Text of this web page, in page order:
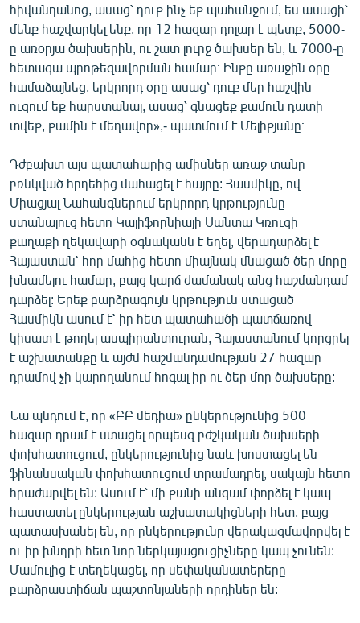
«Ազատության» բոլոր կայքերը
հիվանդանոց, ասաց՝ դուք ինչ եք պահանջում, ես ասացի՝
մենք հաշվարկել ենք, որ 12 հազար դոլար է պետք, 5000-
ը առօրյա ծախսերին, ու շատ լուրջ ծախսեր են, և 7000-ը
հետագա պրոթեզավորման համար։ Ինքը առաջին օրը
համաձայնեց, երկրորդ օրը ասաց՝ դուք մեր հաշվին
ուզում եք հարստանալ, ասաց՝ գնացեք քամուն դատի
տվեք, քամին է մեղավոր»,- պատմում է Մելիքյանը։
Դժբախտ այս պատահարից ամիսներ առաջ տանը
բռնկված հրդեհից մահացել է հայրը: Հասմիկը, ով
Միացյալ Նահանգներում երկրորդ կրթությունը
ստանալուց հետո Կալիֆորնիայի Սանտա Կռուզի
քաղաքի ղեկավարի օգնականն է եղել, վերադարձել է
Հայաստան՝ հոր մահից հետո միայնակ մնացած ծեր մորը
խնամելու համար, բայց կարճ ժամանակ անց հաշմանդամ
դարձել: Երեք բարձրագույն կրթություն ստացած
Հասմիկն ասում է՝ իր հետ պատահածի պատճառով
կիսատ է թողել ասպիրանտուրան, Հայաստանում կորցրել
է աշխատանքը և այժմ հաշմանդամության 27 հազար
դրամով չի կարողանում հոգալ իր ու ծեր մոր ծախսերը:
Նա պնդում է, որ «ԲԲ մեդիա» ընկերությունից 500
հազար դրամ է ստացել որպեսզ բժշկական ծախսերի
փոխհատուցում, ընկերությունից նաև խոստացել են
ֆինանսական փոխհատուցում տրամադրել, սակայն հետո
հրաժարվել են: Ասում է՝ մի քանի անգամ փորձել է կապ
հաստատել ընկերության աշխատակիցների հետ, բայց
պատասխանել են, որ ընկերությունը վերակազմավորվել է
ու իր խնդրի հետ նոր ներկայացուցիչները կապ չունեն:
Մամուլից է տեղեկացել, որ սեփականատերերը
բարձրաստիճան պաշտոնյաների որդիներ են: